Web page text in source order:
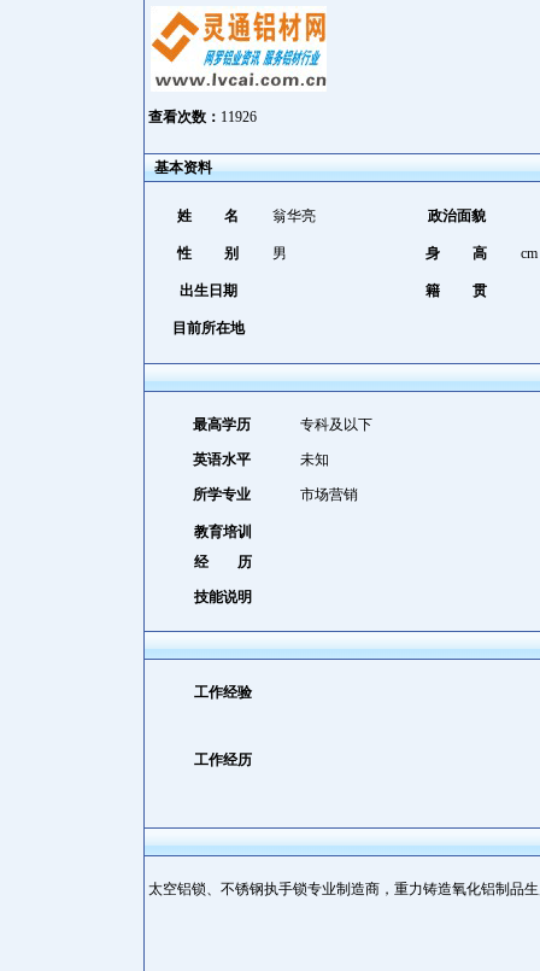
查看次数： 11926
基本资料
姓 名 翁华亮 政治面貌
性 别 男 身 高 cm
出生日期 籍 贯
目前所在地
最高学历 专科及以下
英语水平 未知
所学专业 市场营销
教育培训
经 历
技能说明
工作经验
工作经历
太空铝锁、不锈钢执手锁专业制造商，重力铸造氧化铝制品